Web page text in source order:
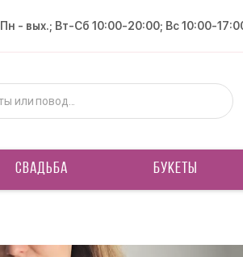
Пн - вых.; Вт-Сб 10:00-20:00; Вс 10:00-
СВАДЬБА БУКЕТЫ